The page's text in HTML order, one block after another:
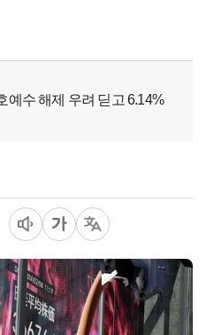
예수 해제 우려 딛고 6.14%